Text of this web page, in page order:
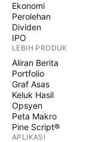
Ekonomi
Perolehan
Dividen
IPO
LEBIH PRODUK
Aliran Berita
Portfolio
Graf Asas
Keluk Hasil
Opsyen
Peta Makro
Pine Script®
APLIKASI